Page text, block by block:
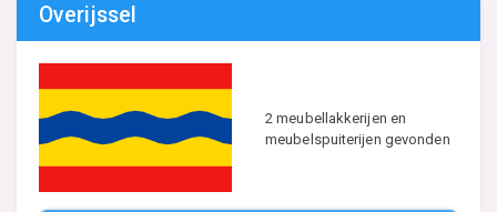
Overijssel
2 meubellakkerijen en
meubelspuiterijen gevonden